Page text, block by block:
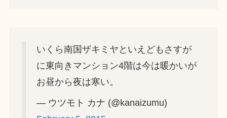
いくら南国ザキミヤといえどもさすが
に東向きマンション4階は今は暖かいが
お昼から夜は寒い。
— ウツモト カナ (@kanaizumu)